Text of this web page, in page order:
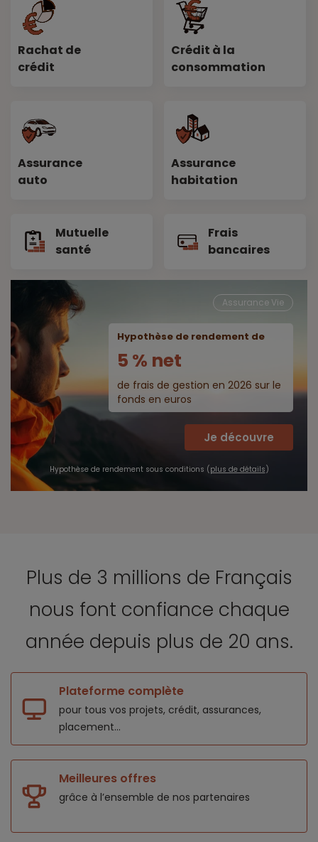
Rachat de
crédit
Crédit à la
consommation
Assurance
auto
Assurance
habitation
Mutuelle
santé
Frais
bancaires
Assurance Vie
Hypothèse de rendement de
5 % net
de frais de gestion en 2026 sur le
fonds en euros
Hypothèse de rendement sous conditions ( plus de détails )
Je découvre
Plus de 3 millions de Français
nous font confiance chaque
année depuis plus de 20 ans.
Plateforme complète
pour tous vos projets, crédit, assurances,
placement...
Meilleures offres
grâce à l’ensemble de nos partenaires